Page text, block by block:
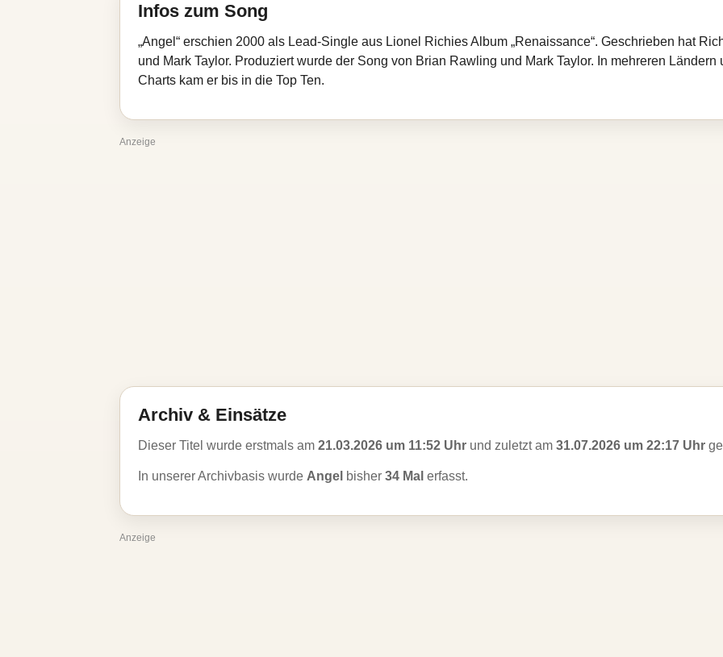
Infos zum Song
„Angel“ erschien 2000 als Lead-Single aus Lionel Richies Album „Renaissance“. Geschrieben hat
und Mark Taylor. Produziert wurde der Song von Brian Rawling und Mark Taylor. In mehreren
Charts kam er bis in die Top Ten.
Anzeige
Archiv & Einsätze
Dieser Titel wurde erstmals am 21.03.2026 um 11:52 Uhr und zuletzt am 31.07.2026 um 22:17 Uhr
In unserer Archivbasis wurde Angel bisher 34 Mal erfasst.
Anzeige